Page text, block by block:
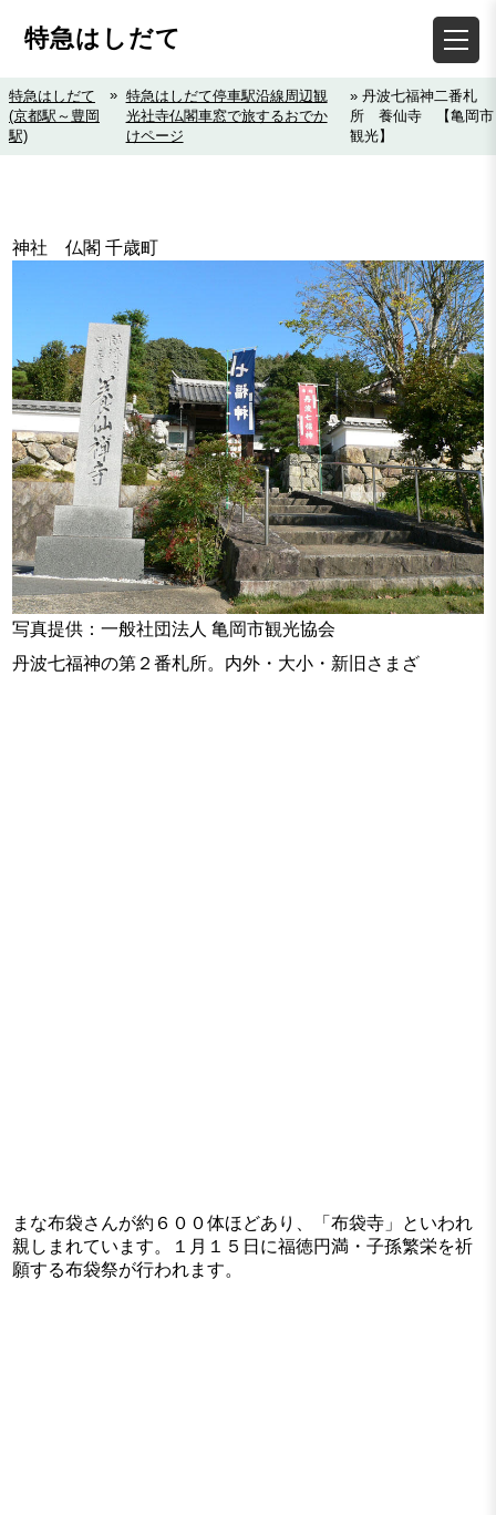
特急はしだて
特急はしだて
(京都駅～豊岡
駅)
» 特急はしだて停車駅沿線周辺観
光社寺仏閣車窓で旅するおでか
けページ
» 丹波七福神二番札
所 養仙寺 【亀岡市
観光】
神社 仏閣 千歳町
写真提供：一般社団法人 亀岡市観光協会
丹波七福神の第２番札所。内外・大小・新旧さまざ
まな布袋さんが約６００体ほどあり、「布袋寺」といわれ
親しまれています。１月１５日に福徳円満・子孫繁栄を祈
願する布袋祭が行われます。